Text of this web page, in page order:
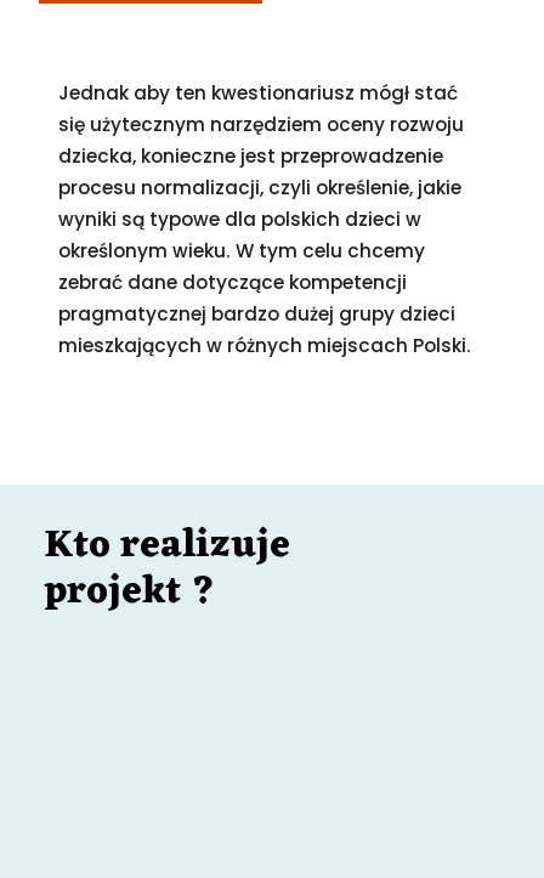
Jednak aby ten kwestionariusz mógł stać
się użytecznym narzędziem oceny rozwoju
dziecka, konieczne jest przeprowadzenie
procesu normalizacji, czyli określenie, jakie
wyniki są typowe dla polskich dzieci w
określonym wieku. W tym celu chcemy
zebrać dane dotyczące kompetencji
pragmatycznej bardzo dużej grupy dzieci
mieszkających w różnych miejscach Polski.
Kto realizuje
projekt ?